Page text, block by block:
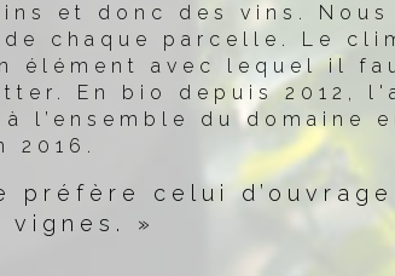
et donc des vins. Nous
chaque parcelle. Le
élément avec lequel il
En bio depuis 2012,
l’ensemble du domaine
2016.
préfère celui
vignes. »